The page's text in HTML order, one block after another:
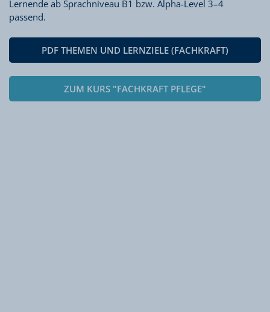
Lernende ab Sprachniveau B1 bzw. Alpha-Level 3–4
passend.
PDF THEMEN UND LERNZIELE (FACHKRAFT)
ZUM KURS "FACHKRAFT PFLEGE"